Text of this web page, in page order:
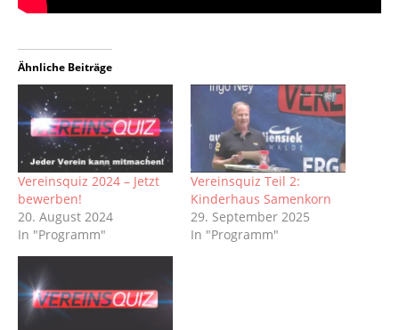
Ähnliche Beiträge
Vereinsquiz 2024 – Jetzt
bewerben!
20. August 2024
In "Programm"
Vereinsquiz Teil 2:
Kinderhaus Samenkorn
29. September 2025
In "Programm"